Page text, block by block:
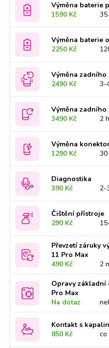
Výměna baterie
1590 Kč
35
Výměna baterie
2250 Kč
Výměna zadního
2490 Kč
3-
Výměna zadního
3490 Kč
2
Výměna
1290 Kč
30
Diagnostika
390 Kč
2-
Čištění přístroje
290 Kč
Převzetí záruky
11 Pro Max
490 Kč
2
Opravy základní
Pro Max
Na dotaz
Kontakt s
850 Kč
co